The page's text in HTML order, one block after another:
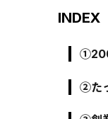
INDEX
①200
②た